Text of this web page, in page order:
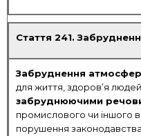
Стаття 241.
Забруднення
для життя, здоров’я
забруднюючими
промислового чи іншого
порушення